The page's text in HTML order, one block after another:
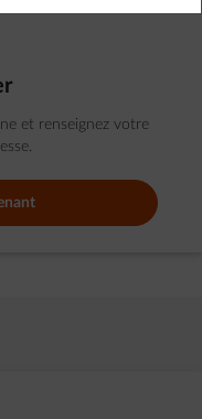
et renseignez votre